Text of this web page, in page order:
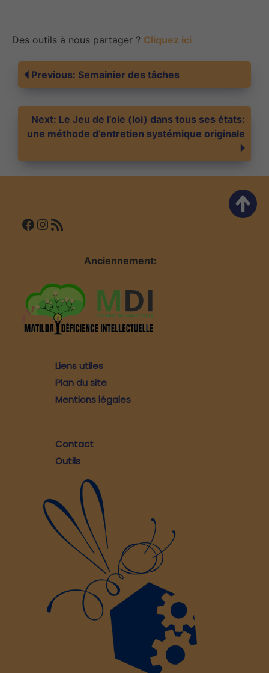
Des outils à nous partager ? Cliquez ici
Navigation
de
Previous: Semainier des tâches
Next: Le Jeu de l’oie (loi) dans tous ses états:
une méthode d’entretien systémique originale
Facebook InstagramFlux RSS
Anciennement:
Liens utiles
Plan du site
Mentions légales
Contact
Outils